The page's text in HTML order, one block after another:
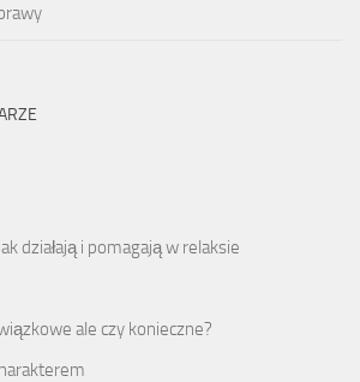
działają i pomagają w relaksie
ale czy konieczne?